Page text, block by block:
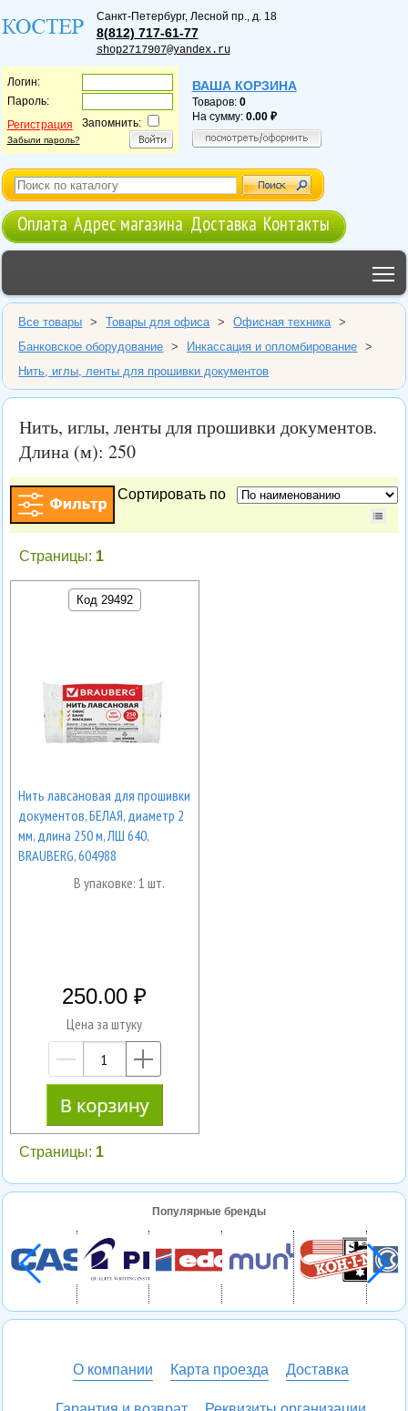
Санкт-Петербург, Лесной пр., д. 18
8(812) 717-61-77
shop2717907@yandex.ru
Логин:
Пароль:
Регистрация
Забыли пароль?
Запомнить:
ВАША КОРЗИНА
Товаров: 0
На сумму: 0.00
Оплата Адрес магазина Доставка Контакты
Все товары > Товары для офиса > Офисная техника
>
Банковское оборудование
> Инкассация и опломбирование
>
Нить, иглы, ленты для прошивки документов
Нить, иглы, ленты для прошивки документов.
Длина (м): 250
Сортировать по
Страницы: 1
Код 29492
Нить лавсановая для прошивки
документов, БЕЛАЯ, диаметр 2
мм, длина 250 м, ЛШ 640,
BRAUBERG, 604988
В упаковке: 1 шт.
250.00
Цена за штуку
—
Страницы: 1
Популярные бренды
О компании Карта проезда Доставка